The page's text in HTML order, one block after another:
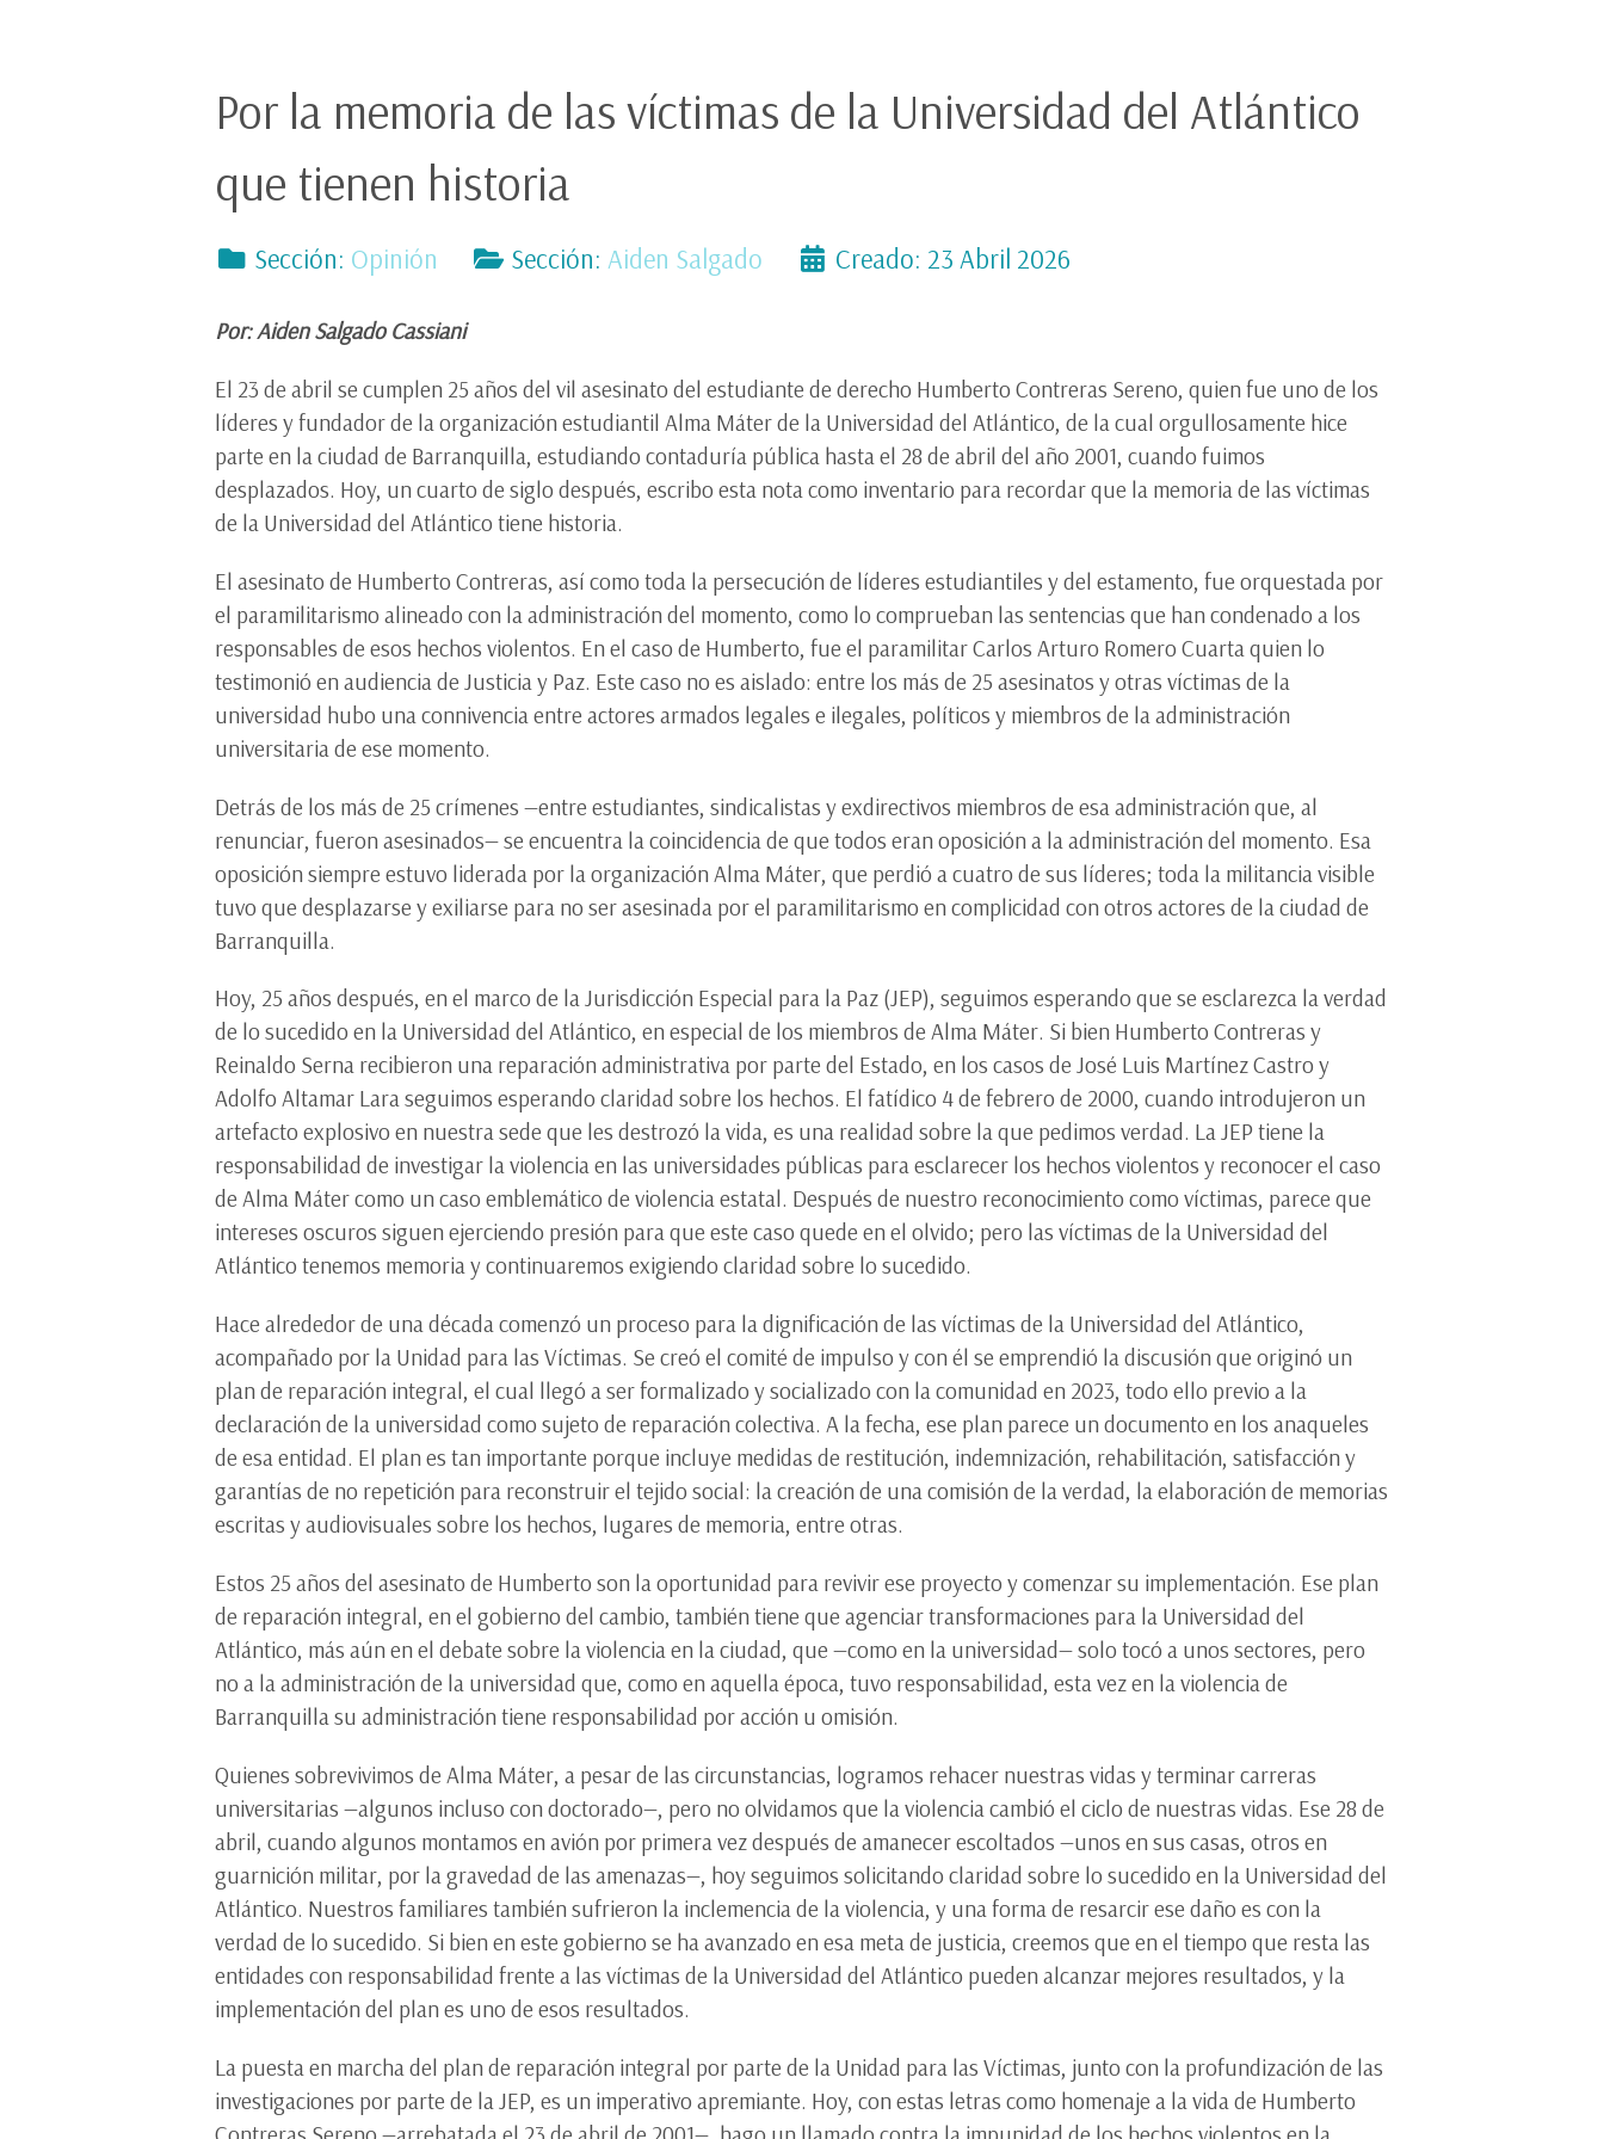
Por la memoria de las víctimas de la Universidad del Atlántico
que tienen historia
Sección: Opinión Sección:Aiden Salgado Creado: 23 Abril 2026
Por: Aiden Salgado Cassiani
El 23 de abril se cumplen 25 años del vil asesinato del estudiante de derecho Humberto Contreras Sereno, quien fue uno de los
líderes y fundador de la organización estudiantil Alma Máter de la Universidad del Atlántico, de la cual orgullosamente hice
parte en la ciudad de Barranquilla, estudiando contaduría pública hasta el 28 de abril del año 2001, cuando fuimos
desplazados. Hoy, un cuarto de siglo después, escribo esta nota como inventario para recordar que la memoria de las víctimas
de la Universidad del Atlántico tiene historia.
El asesinato de Humberto Contreras, así como toda la persecución de líderes estudiantiles y del estamento, fue orquestada por
el paramilitarismo alineado con la administración del momento, como lo comprueban las sentencias que han condenado a los
responsables de esos hechos violentos. En el caso de Humberto, fue el paramilitar Carlos Arturo Romero Cuarta quien lo
testimonió en audiencia de Justicia y Paz. Este caso no es aislado: entre los más de 25 asesinatos y otras víctimas de la
universidad hubo una connivencia entre actores armados legales e ilegales, políticos y miembros de la administración
universitaria de ese momento.
Detrás de los más de 25 crímenes —entre estudiantes, sindicalistas y exdirectivos miembros de esa administración que, al
renunciar, fueron asesinados— se encuentra la coincidencia de que todos eran oposición a la administración del momento. Esa
oposición siempre estuvo liderada por la organización Alma Máter, que perdió a cuatro de sus líderes; toda la militancia visible
tuvo que desplazarse y exiliarse para no ser asesinada por el paramilitarismo en complicidad con otros actores de la ciudad de
Barranquilla.
Hoy, 25 años después, en el marco de la Jurisdicción Especial para la Paz (JEP), seguimos esperando que se esclarezca la verdad
de lo sucedido en la Universidad del Atlántico, en especial de los miembros de Alma Máter. Si bien Humberto Contreras y
Reinaldo Serna recibieron una reparación administrativa por parte del Estado, en los casos de José Luis Martínez Castro y
Adolfo Altamar Lara seguimos esperando claridad sobre los hechos. El fatídico 4 de febrero de 2000, cuando introdujeron un
artefacto explosivo en nuestra sede que les destrozó la vida, es una realidad sobre la que pedimos verdad. La JEP tiene la
responsabilidad de investigar la violencia en las universidades públicas para esclarecer los hechos violentos y reconocer el caso
de Alma Máter como un caso emblemático de violencia estatal. Después de nuestro reconocimiento como víctimas, parece que
intereses oscuros siguen ejerciendo presión para que este caso quede en el olvido; pero las víctimas de la Universidad del
Atlántico tenemos memoria y continuaremos exigiendo claridad sobre lo sucedido.
Hace alrededor de una década comenzó un proceso para la dignificación de las víctimas de la Universidad del Atlántico,
acompañado por la Unidad para las Víctimas. Se creó el comité de impulso y con él se emprendió la discusión que originó un
plan de reparación integral, el cual llegó a ser formalizado y socializado con la comunidad en 2023, todo ello previo a la
declaración de la universidad como sujeto de reparación colectiva. A la fecha, ese plan parece un documento en los anaqueles
de esa entidad. El plan es tan importante porque incluye medidas de restitución, indemnización, rehabilitación, satisfacción y
garantías de no repetición para reconstruir el tejido social: la creación de una comisión de la verdad, la elaboración de memorias
escritas y audiovisuales sobre los hechos, lugares de memoria, entre otras.
Estos 25 años del asesinato de Humberto son la oportunidad para revivir ese proyecto y comenzar su implementación. Ese plan
de reparación integral, en el gobierno del cambio, también tiene que agenciar transformaciones para la Universidad del
Atlántico, más aún en el debate sobre la violencia en la ciudad, que —como en la universidad— solo tocó a unos sectores, pero
no a la administración de la universidad que, como en aquella época, tuvo responsabilidad, esta vez en la violencia de
Barranquilla su administración tiene responsabilidad por acción u omisión.
Quienes sobrevivimos de Alma Máter, a pesar de las circunstancias, logramos rehacer nuestras vidas y terminar carreras
universitarias —algunos incluso con doctorado—, pero no olvidamos que la violencia cambió el ciclo de nuestras vidas. Ese 28 de
abril, cuando algunos montamos en avión por primera vez después de amanecer escoltados —unos en sus casas, otros en
guarnición militar, por la gravedad de las amenazas—, hoy seguimos solicitando claridad sobre lo sucedido en la Universidad del
Atlántico. Nuestros familiares también sufrieron la inclemencia de la violencia, y una forma de resarcir ese daño es con la
verdad de lo sucedido. Si bien en este gobierno se ha avanzado en esa meta de justicia, creemos que en el tiempo que resta las
entidades con responsabilidad frente a las víctimas de la Universidad del Atlántico pueden alcanzar mejores resultados, y la
implementación del plan es uno de esos resultados.
La puesta en marcha del plan de reparación integral por parte de la Unidad para las Víctimas, junto con la profundización de las
investigaciones por parte de la JEP, es un imperativo apremiante. Hoy, con estas letras como homenaje a la vida de Humberto